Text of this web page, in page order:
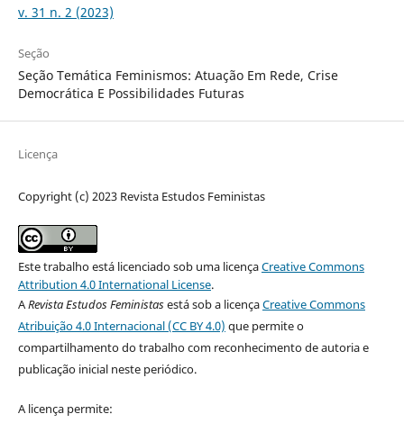
v. 31 n. 2 (2023)
Seção
Seção Temática Feminismos: Atuação Em Rede, Crise
Democrática E Possibilidades Futuras
Licença
Copyright (c) 2023 Revista Estudos Feministas
Este trabalho está licenciado sob uma licençaCreative Commons
Attribution 4.0 International License.
ARevista Estudos Feministasestá sob a licençaCreative Commons
Atribuição 4.0 Internacional (CC BY 4.0) que permite o
compartilhamento do trabalho com reconhecimento de autoria e
publicação inicial neste periódico.
A licença permite: